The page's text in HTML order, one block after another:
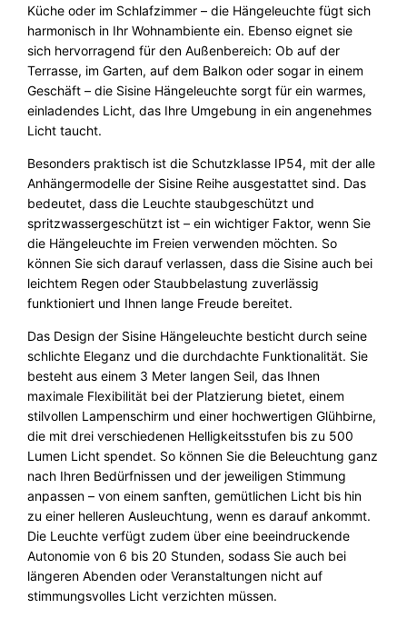
g
a
r
d
e
n
M
e
n
g
e
Küche oder im Schlafzimmer – die Hängeleuchte fügt sich
harmonisch in Ihr Wohnambiente ein. Ebenso eignet sie
sich hervorragend für den Außenbereich: Ob auf der
Terrasse, im Garten, auf dem Balkon oder sogar in einem
Geschäft – die Sisine Hängeleuchte sorgt für ein warmes,
einladendes Licht, das Ihre Umgebung in ein angenehmes
Licht taucht.
Besonders praktisch ist die Schutzklasse IP54, mit der alle
Anhängermodelle der Sisine Reihe ausgestattet sind. Das
bedeutet, dass die Leuchte staubgeschützt und
spritzwassergeschützt ist – ein wichtiger Faktor, wenn Sie
die Hängeleuchte im Freien verwenden möchten. So
können Sie sich darauf verlassen, dass die Sisine auch bei
leichtem Regen oder Staubbelastung zuverlässig
funktioniert und Ihnen lange Freude bereitet.
Das Design der Sisine Hängeleuchte besticht durch seine
schlichte Eleganz und die durchdachte Funktionalität. Sie
besteht aus einem 3 Meter langen Seil, das Ihnen
maximale Flexibilität bei der Platzierung bietet, einem
stilvollen Lampenschirm und einer hochwertigen Glühbirne,
die mit drei verschiedenen Helligkeitsstufen bis zu 500
Lumen Licht spendet. So können Sie die Beleuchtung ganz
nach Ihren Bedürfnissen und der jeweiligen Stimmung
anpassen – von einem sanften, gemütlichen Licht bis hin
zu einer helleren Ausleuchtung, wenn es darauf ankommt.
Die Leuchte verfügt zudem über eine beeindruckende
Autonomie von 6 bis 20 Stunden, sodass Sie auch bei
längeren Abenden oder Veranstaltungen nicht auf
stimmungsvolles Licht verzichten müssen.